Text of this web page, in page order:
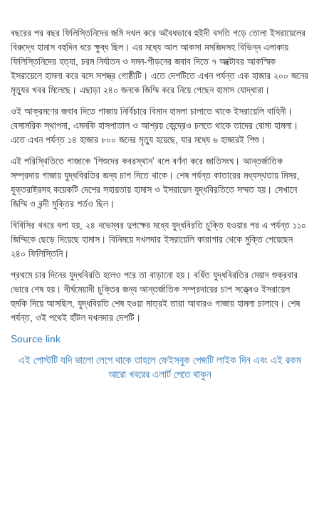
বছরের পর বছর ফিলিস্তিনিদের জমি দখল করে অবৈধভাবে হুইদী বসতি গড়ে তোলা ইসরায়েলের
বিরুদ্ধে হামাস বহুদিন ধরে ক্ষুব্ধ ছিল। এর মধ্যে আল আকসা মসজিদসহ বিভিন্ন এলাকায়
ফিলিস্তিনিদের হত্যা, চরম নির্যাতন ও দমন-পীড়নের জবাব দিতে ৭ অক্টোবর আকস্মিক
ইসরায়েলে হামলা করে বসে সশস্ত্র গোষ্ঠীটি। এতে দেশটিতে এখন পর্যন্ত এক হাজার ২০০ জনের
মৃত্যুর খবর মিলেছে। এছাড়া ২৪০ জনকে জিম্মি করে নিয়ে গেছেন হামাস যোদ্ধারা।
ওই আক্রমণের জবাব দিতে গাজায় নির্বিচারে বিমান হামলা চালাতে থাকে ইসরায়েলি বাহিনী।
বেসামরিক স্থাপনা, এমনকি হাসপাতাল ও আশ্রয় কেন্দ্রেও চলতে থাকে তাদের বোমা হামলা।
এতে এখন পর্যন্ত ১৪ হাজার ৮০০ জনের মৃত্যু হয়েছে, যার মধ্যে ৬ হাজারই শিশু।
এই পরিস্থিতিতে গাজাকে ‘শিশুদের কবরস্থান’ বলে বর্ণনা করে জাতিসংঘ। আন্তর্জাতিক
সম্প্রদায় গাজায় যুদ্ধবিরতির জন্য চাপ দিতে থাকে। শেষ পর্যন্ত কাতারের মধ্যস্থতায় মিসর,
যুক্তরাষ্ট্রসহ কয়েকটি দেশের সহায়তায় হামাস ও ইসরায়েল যুদ্ধবিরতিতে সম্মত হয়। সেখানে
জিম্মি ও বন্দী মুক্তির শর্তও ছিল।
বিবিসির খবরে বলা হয়, ২৪ নভেম্বর দুপক্ষের মধ্যে যুদ্ধবিরতি চুক্তি হওয়ার পর এ পর্যন্ত ১১০
জিম্মিকে ছেড়ে দিয়েছে হামাস। বিনিময়ে দখলদার ইসরায়েলি কারাগার থেকে মুক্তি পেয়েছেন
২৪০ ফিলিস্তিনি।
প্রথমে চার দিনের যুদ্ধবিরতি হলেও পরে তা বাড়ানো হয়। বর্ধিত যুদ্ধবিরতির মেয়াদ শুক্রবার
ভোরে শেষ হয়। দীর্ঘমেয়াদী চুক্তির জন্য আন্তর্জাতিক সম্প্রদায়ের চাপ সত্ত্বেও ইসরায়েল
হুমকি দিয়ে আসছিল, যুদ্ধবিরতি শেষ হওয়া মাত্রই তারা আবারও গাজায় হামলা চালাবে। শেষ
পর্যন্ত, ওই পথেই হাঁটল দখলদার দেশটি।
Source link
এই পোস্টটি যদি ভালো লেগে থাকে তাহলে ফেইসবুক পেজটি লাইক দিন এবং এই রকম
আরো খবরের এলার্ট পেতে থাকুন